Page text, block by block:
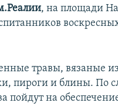
, на площади
травы, вязаные
пироги и блины. По
пойдут на